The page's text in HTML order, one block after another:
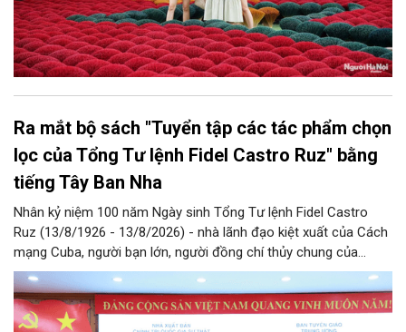
Ra mắt bộ sách "Tuyển tập các tác phẩm chọn
lọc của Tổng Tư lệnh Fidel Castro Ruz" bằng
tiếng Tây Ban Nha
Nhân kỷ niệm 100 năm Ngày sinh Tổng Tư lệnh Fidel Castro
Ruz (13/8/1926 - 13/8/2026) - nhà lãnh đạo kiệt xuất của Cách
mạng Cuba, người bạn lớn, người đồng chí thủy chung của
Đảng, Nhà nước và nhân dân Việt Nam, chiều 5/8, tại Hà Nội,
Nhà xuất bản Chính trị quốc gia Sự thật phối hợp với Ban Tuyên
giáo Trung ương tổ chức Lễ giới thiệu bộ sách “Tuyển tập các